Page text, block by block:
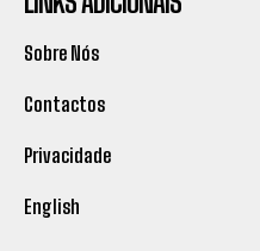
Sobre Nós
Contactos
Privacidade
English